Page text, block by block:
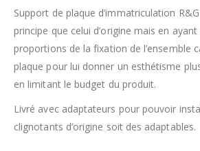
Support de plaque d’immatriculation
principe que celui d’origine mais en
proportions de la fixation de l’ensemble
plaque pour lui donner un esthétisme
en limitant le budget du produit.
Livré avec adaptateurs pour pouvoir
clignotants d’origine soit des adaptables.